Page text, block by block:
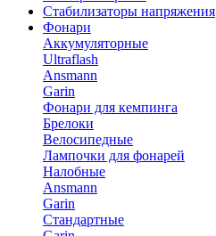
Стабилизаторы напряжения
Фонари
Аккумуляторные
Ultraflash
Ansmann
Garin
Фонари для кемпинга
Брелоки
Велосипедные
Лампочки для фонарей
Налобные
Ansmann
Garin
Стандартные